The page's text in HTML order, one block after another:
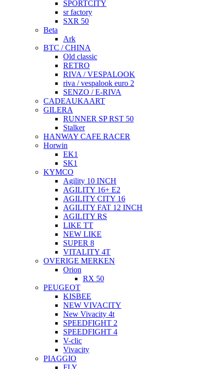
SPORTCITY
sr factory
SXR 50
Beta
Ark
BTC / CHINA
Old classic
RETRO
RIVA / VESPALOOK
riva / vespalook euro 2
SENZO / E-RIVA
CADEAUKAART
GILERA
RUNNER SP RST 50
Stalker
HANWAY CAFE RACER
Horwin
EK1
SK1
KYMCO
Agility 10 INCH
AGILITY 16+ E2
AGILITY CITY 16
AGILITY FAT 12 INCH
AGILITY RS
LIKE TT
NEW LIKE
SUPER 8
VITALITY 4T
OVERIGE MERKEN
Orion
RX 50
PEUGEOT
KISBEE
NEW VIVACITY
New Vivacity 4t
SPEEDFIGHT 2
SPEEDFIGHT 4
V-clic
Vivacity
PIAGGIO